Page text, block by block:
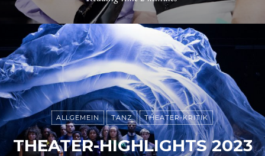
ALLGEMEIN TANZ THEATER-KRITIK
THEATER-HIGHLIGHTS 2023